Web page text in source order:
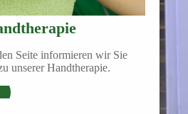
Seite informieren wir Sie
unserer Handtherapie.